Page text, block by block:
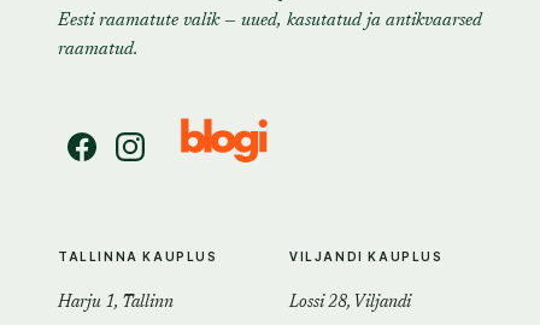
Eesti raamatute valik — uued, kasutatud ja antikvaarsed
raamatud.
TALLINNA KAUPLUS
Harju 1, Tallinn
VILJANDI KAUPLUS
Lossi 28, Viljandi